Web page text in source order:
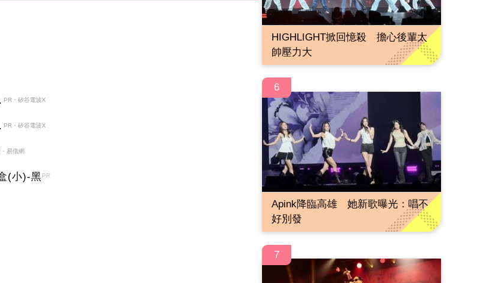
PR・矽谷電波X
PR・矽谷電波X
易借網
(小)-黑PR
HIGHLIGHT掀回憶殺 擔心後輩太
帥壓力大
6
Apink降臨高雄 她新歌曝光：唱不
好別發
7